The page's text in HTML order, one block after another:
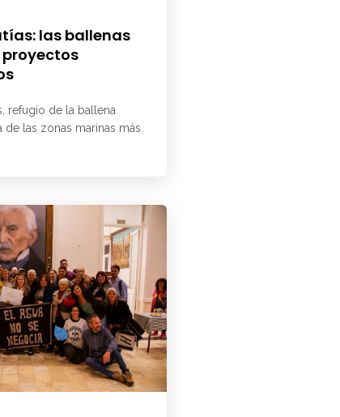
las ballenas
proyectos
refugio de la ballena
de las zonas marinas más